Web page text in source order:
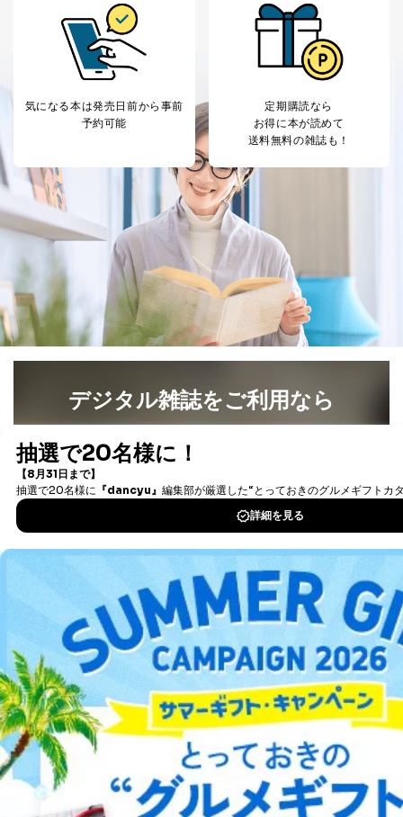
パートナー（提携
企業）からの委託
により当社の
定期購読サービス
等をご利用の方の
個人情報
購入商品配送のため
提携企業及びお客様がご購入され
た商品の発売元企業からのｅメー
ル等による商品、
サービス、キャンペーン等の広告
に関するご案内のため
7
トに登録された方
当社のサービス利用状況の把握お
よびその分析のため
お問い合わせ対応、トラブル対
処、オペレーター教育など応対品
質向上のため
その他当社のプライバシーポリシ
ー等にて公表する利用目的達成の
ため
※上記の利用目的のうちNo.1～5については保有個人デ
ータ（開示対象個人情報）の利用目的であり、下記4.の
開示等のご請求に対応させていただきます。
なお、6、7については、パートナー（提携企業）様又は
各SNS運営会社様にご請求いただきますようお願い致し
ます。
当社は、取得した個人情報を適切に管理し､あらかじめ
本人の同意を得ることなく第三者に提供することはあり
ません。ただし、次の場合は除きます。
法令に基づく場合
人の生命､身体または財産の保護のために必要がある
に特に必要がある場合であって、本人の同意を得るこ
国の機関もしくは地方公共団体またはその委託を受け
た者が法令の定める事務を遂行することに対して協力
する必要がある場合であって、本人の同意を得ること
により当該事務の遂行に支障を及ぼすおそれがあると
き。
上記２．の利用目的を実施するために守秘義務を結ん
だ企業に、業務の一部として個人情報の取扱いを委
託・提供する場合、その業務に必要な範囲で委託・提
供先企業に個人情報を開示することがあります。
委託・提供先企業は具体的には以下のような企業です
が、これらに限りません。
委託先：カスタマーサポート支援会社 、クレジッ
トカード決済などの決済代行・料金回収会社、広
告配信サービス会社
気になる本は発売日前から事前
予約可能
定期購読なら
お得に本が読めて
送料無料の雑誌も！
デジタル雑誌をご利用なら
書籍）が無料で読み放題！
DOWNLOAD FOR IOS
DOWNLOAD FOR ANDROID
ご利用方法はこちら
総合案内
アフィリエイト 採用情報
プレスリリース お問い合わせ